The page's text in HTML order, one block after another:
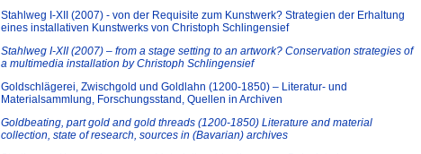
Stahlweg I-XII (2007) - von der Requisite zum Kunstwerk? Strategien der Erhaltung
eines installativen Kunstwerks von Christoph Schlingensief
Stahlweg I-XII (2007) – from a stage setting to an artwork? Conservation strategies of
a multimedia installation by Christoph Schlingensief
Goldschlägerei, Zwischgold und Goldlahn (1200-1850) – Literatur- und
Materialsammlung, Forschungsstand, Quellen in Archiven
Goldbeating, part gold and gold threads (1200-1850) Literature and material
collection, state of research, sources in (Bavarian) archives